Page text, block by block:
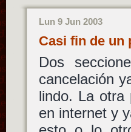
Lun 9 Jun 2003
Casi fin de
Dos
cancelación
lindo. La otra
en internet y